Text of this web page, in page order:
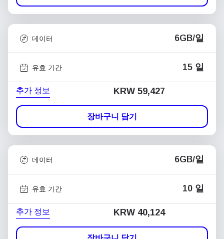
데이터 6GB/일
유효 기간 15 일
추가 정보 KRW 59,427
장바구니 담기
데이터 6GB/일
유효 기간 10 일
추가 정보 KRW 40,124